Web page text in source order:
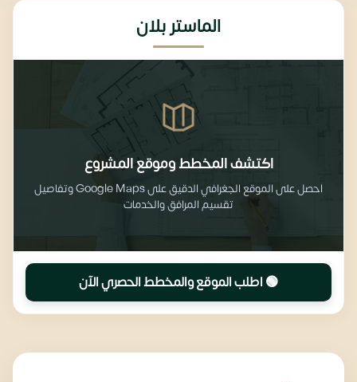
الماستر بلان
اكتشف المخطط وموقع المشروع
احصل على الموقع الجغرافي الدقيق على Google Maps وتفاصيل
تقسيم المرافق والخدمات
🟢 اطلب الموقع والمخطط الحصري الآن